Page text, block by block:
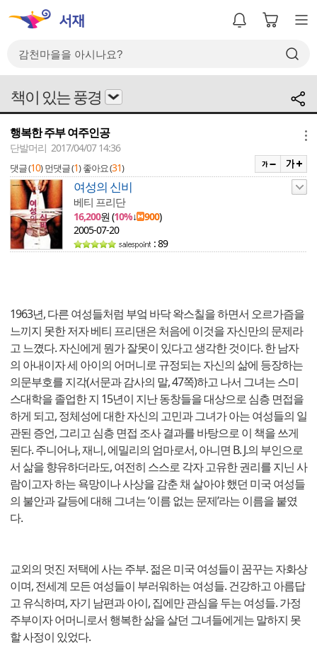
책이 있는 풍경
행복한 주부 여주인공
단발머리 2017/04/07 14:36
댓글 (10) 먼댓글 (1) 좋아요 (31)
여성의 신비
베티 프리단
16,200원 (10%↓ 900)
2005-07-20
: 89
1963년, 다른 여성들처럼 부엌 바닥 왁스칠을 하면서 오르가즘을
느끼지 못한 저자 베티 프리댄은 처음에 이것을 자신만의 문제라
고 느꼈다. 자신에게 뭔가 잘못이 있다고 생각한 것이다. 한 남자
의 아내이자 세 아이의 어머니로 규정되는 자신의 삶에 등장하는
의문부호를 지각(서문과 감사의 말, 47쪽)하고 나서 그녀는 스미
스대학을 졸업한 지 15년이 지난 동창들을 대상으로 심층 면접을
하게 되고, 정체성에 대한 자신의 고민과 그녀가 아는 여성들의 일
관된 증언, 그리고 심층 면접 조사 결과를 바탕으로 이 책을 쓰게
된다. 주니어나, 재니, 에밀리의 엄마로서, 아니면 B. J.의 부인으로
서 삶을 향유하더라도, 여전히 스스로 각자 고유한 권리를 지닌 사
람이고자 하는 욕망이나 사상을 감춘 채 살아야 했던 미국 여성들
의 불안과 갈등에 대해 그녀는 ‘이름 없는 문제’라는 이름을 붙였
다.
교외의 멋진 저택에 사는 주부. 젊은 미국 여성들이 꿈꾸는 자화상
이며, 전세계 모든 여성들이 부러워하는 여성들. 건강하고 아름답
고 유식하며, 자기 남편과 아이, 집에만 관심을 두는 여성들. 가정
주부이자 어머니로서 행복한 삶을 살던 그녀들에게는 말하지 못
할 사정이 있었다.